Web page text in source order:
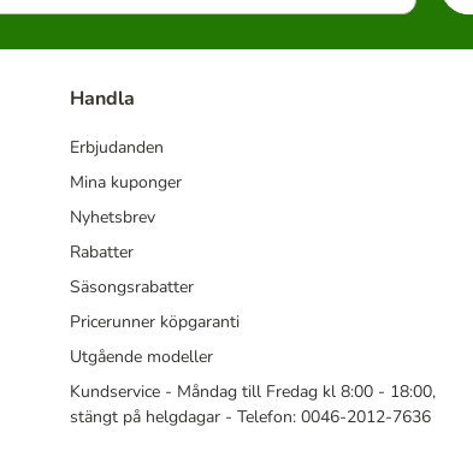
Handla
Erbjudanden
Mina kuponger
Nyhetsbrev
Rabatter
Säsongsrabatter
Pricerunner köpgaranti
Utgående modeller
Kundservice - Måndag till Fredag kl 8:00 - 18:00,
stängt på helgdagar - Telefon: 0046-2012-7636